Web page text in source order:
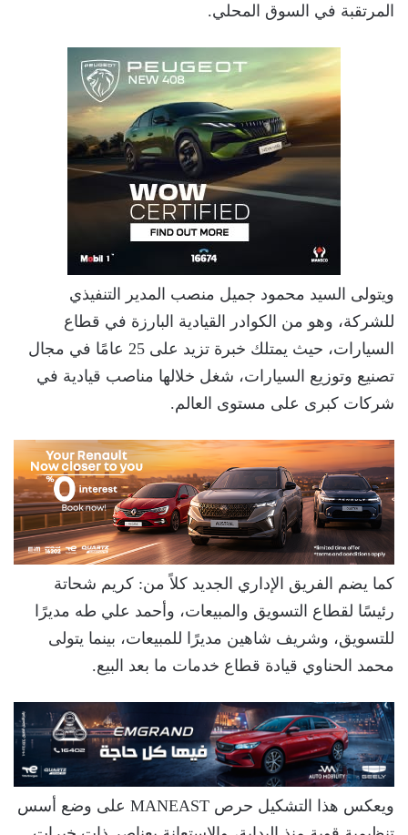
المرتقبة في السوق المحلي.
ويتولى السيد محمود جميل منصب المدير التنفيذي
للشركة، وهو من الكوادر القيادية البارزة في قطاع
السيارات، حيث يمتلك خبرة تزيد على 25 عامًا في مجال
تصنيع وتوزيع السيارات، شغل خلالها مناصب قيادية في
شركات كبرى على مستوى العالم.
كما يضم الفريق الإداري الجديد كلاً من: كريم شحاتة
رئيسًا لقطاع التسويق والمبيعات، وأحمد علي طه مديرًا
للتسويق، وشريف شاهين مديرًا للمبيعات، بينما يتولى
محمد الحناوي قيادة قطاع خدمات ما بعد البيع.
ويعكس هذا التشكيل حرص MANEAST على وضع أسس